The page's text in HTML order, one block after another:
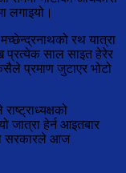
लगाइयो।
रथ यात्रा
प्रत्येक साल साइत हेरेर
प्रमाण जुटाएर भोटो
जात्रा हेर्न आइतबार
सरकारले आज